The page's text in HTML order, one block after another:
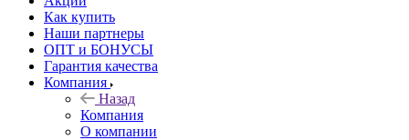
Как купить
Наши партнеры
ОПТ и БОНУСЫ
Гарантия качества
Компания
Назад
Компания
О компании